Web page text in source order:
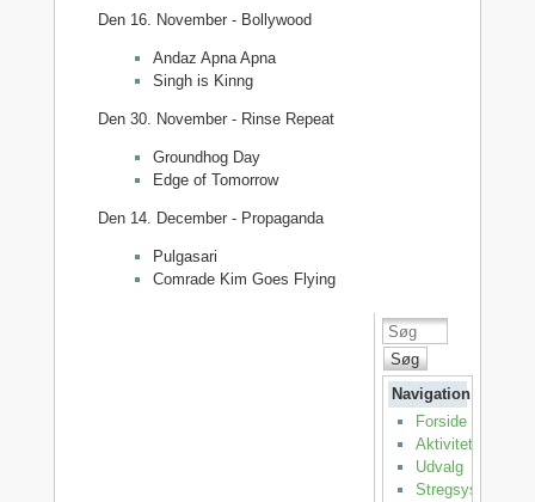
Den 16. November - Bollywood
Andaz Apna Apna
Singh is Kinng
Den 30. November - Rinse Repeat
Groundhog Day
Edge of Tomorrow
Den 14. December - Propaganda
Pulgasari
Comrade Kim Goes Flying
Søg
Navigation
Forside
Aktiviteter
Udvalg
Stregsystemet